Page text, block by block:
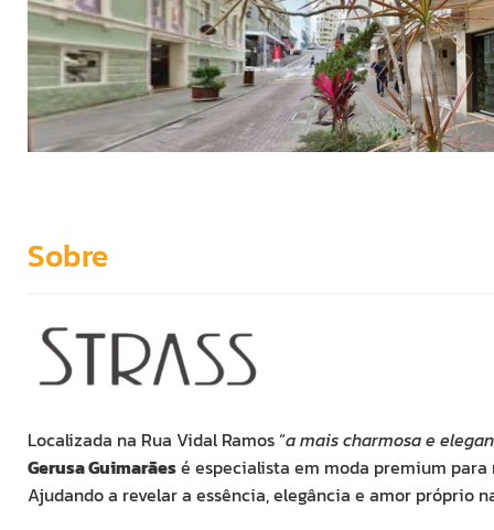
Sobre
Localizada na Rua Vidal Ramos “a mais charmosa e
Gerusa Guimarãesé especialista em moda premium para
Ajudando a revelar a essência, elegância e amor próprio